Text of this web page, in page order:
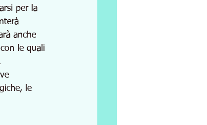
per la
anche
le quali
le